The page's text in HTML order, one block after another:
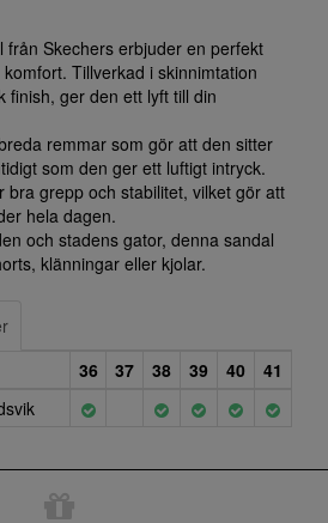
från Skechers erbjuder en perfekt
Tillverkad i skinnimtation
finish, ger den ett lyft till din
remmar som gör att den sitter
som den ger ett luftigt intryck.
bra grepp och stabilitet, vilket gör att
hela dagen.
och stadens gator, denna sandal
klänningar eller kjolar.
36 37 38 39 40
41